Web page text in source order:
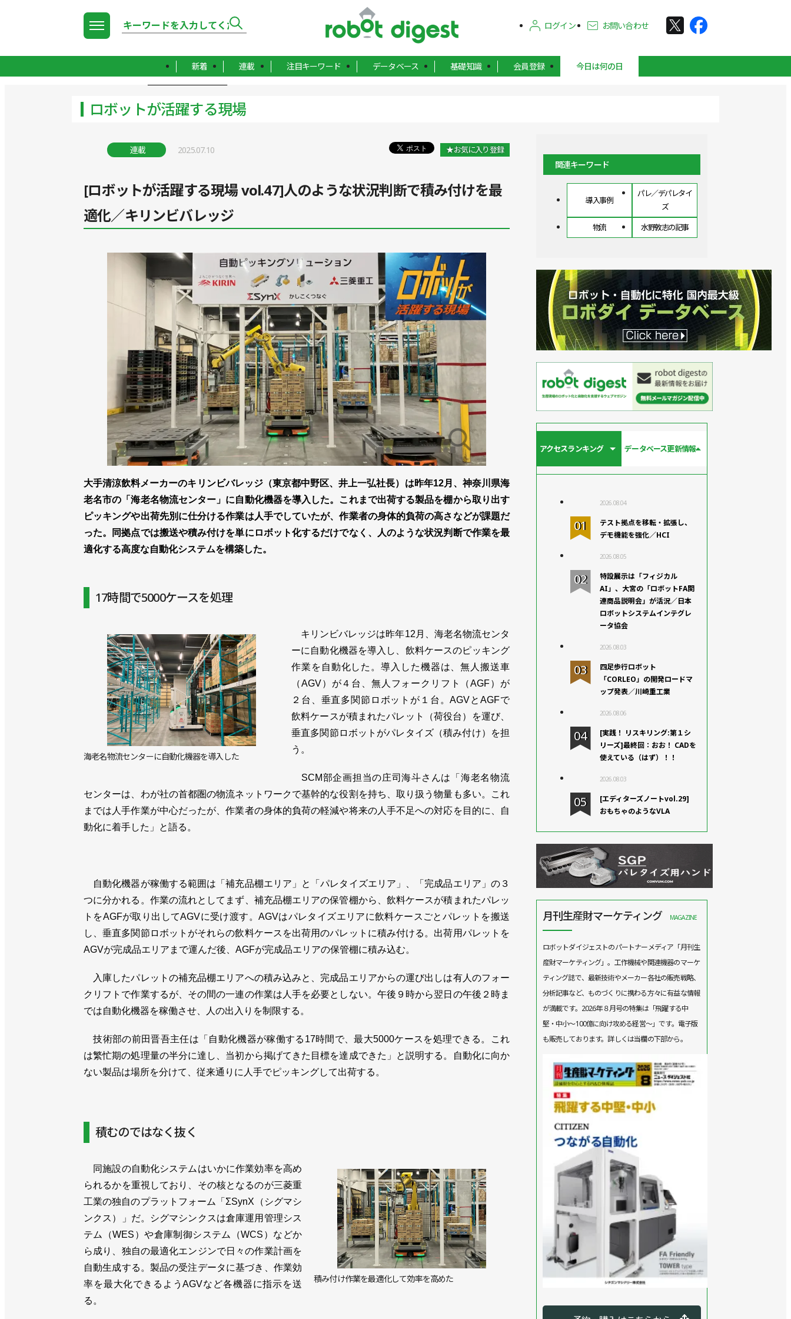
ログイン お問い合わせ
新着 連載 注目キーワード データベース 基礎知識 会員登録 今日は何の日
ロボットが活躍する現場
連載 2025.07.10 ★お気に入り登録
[ロボットが活躍する現場 vol.47]人のような状況判断で積み付けを最
適化／キリンビバレッジ
大手清涼飲料メーカーのキリンビバレッジ（東京都中野区、井上一弘社長）は昨年12月、神奈川県海
老名市の「海老名物流センター」に自動化機器を導入した。これまで出荷する製品を棚から取り出す
ピッキングや出荷先別に仕分ける作業は人手でしていたが、作業者の身体的負荷の高さなどが課題だ
った。同拠点では搬送や積み付けを単にロボット化するだけでなく、人のような状況判断で作業を最
適化する高度な自動化システムを構築した。
17時間で5000ケースを処理
海老名物流センターに自動化機器を導入した
キリンビバレッジは昨年12月、海老名物流センタ
ーに自動化機器を導入し、飲料ケースのピッキング
作業を自動化した。導入した機器は、無人搬送車
（AGV）が４台、無人フォークリフト（AGF）が
２台、垂直多関節ロボットが１台。AGVとAGFで
飲料ケースが積まれたパレット（荷役台）を運び、
垂直多関節ロボットがパレタイズ（積み付け）を担
う。
SCM部企画担当の庄司海斗さんは「海老名物流
センターは、わが社の首都圏の物流ネットワークで基幹的な役割を持ち、取り扱う物量も多い。これ
までは人手作業が中心だったが、作業者の身体的負荷の軽減や将来の人手不足への対応を目的に、自
動化に着手した」と語る。
自動化機器が稼働する範囲は「補充品棚エリア」と「パレタイズエリア」、「完成品エリア」の３
つに分かれる。作業の流れとしてまず、補充品棚エリアの保管棚から、飲料ケースが積まれたパレッ
トをAGFが取り出してAGVに受け渡す。AGVはパレタイズエリアに飲料ケースごとパレットを搬送
し、垂直多関節ロボットがそれらの飲料ケースを出荷用のパレットに積み付ける。出荷用パレットを
AGVが完成品エリアまで運んだ後、AGFが完成品エリアの保管棚に積み込む。
入庫したパレットの補充品棚エリアへの積み込みと、完成品エリアからの運び出しは有人のフォー
クリフトで作業するが、その間の一連の作業は人手を必要としない。午後９時から翌日の午後２時ま
では自動化機器を稼働させ、人の出入りを制限する。
技術部の前田晋吾主任は「自動化機器が稼働する17時間で、最大5000ケースを処理できる。これ
は繁忙期の処理量の半分に達し、当初から掲げてきた目標を達成できた」と説明する。自動化に向か
ない製品は場所を分けて、従来通りに人手でピッキングして出荷する。
積むのではなく抜く
積み付け作業を最適化して効率を高めた
同施設の自動化システムはいかに作業効率を高め
られるかを重視しており、その核となるのが三菱重
工業の独自のプラットフォーム「ΣSynX（シグマシ
ンクス）」だ。シグマシンクスは倉庫運用管理シス
テム（WES）や倉庫制御システム（WCS）などか
ら成り、独自の最適化エンジンで日々の作業計画を
自動生成する。製品の受注データに基づき、作業効
率を最大化できるようAGVなど各機器に指示を送
る。
関連キーワード
導入事例
パレ／デパレタイ
ズ
物流
水野敦志の記事
アクセスランキング データベース更新情報
2026.08.04
テスト拠点を移転・拡張し、
デモ機能を強化／HCI
2026.08.05
特設展示は「フィジカル
AI」、大宮の「ロボットFA関
連商品説明会」が活況／日本
ロボットシステムインテグレ
ータ協会
2026.08.03
四足歩行ロボット
「CORLEO」の開発ロードマ
ップ発表／川崎重工業
2026.08.06
[実践！ リスキリング:第１シ
リーズ]最終回：おお！ CADを
使えている（はず）！！
2026.08.03
[エディターズノートvol.29]
おもちゃのようなVLA
月刊生産財マーケティング MAGAZINE
ロボットダイジェストのパートナーメディア「月刊生
産財マーケティング」。工作機械や関連機器のマーケ
ティング誌で、最新技術やメーカー各社の販売戦略、
分析記事など、ものづくりに携わる方々に有益な情報
が満載です。2026年８月号の特集は「飛躍する中
堅・中小～100億に向け攻める経営～」です。電子版
も販売しております。詳しくは当欄の下部から。